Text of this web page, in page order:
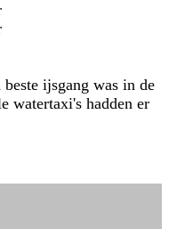
ijsgang was in de
watertaxi's hadden er